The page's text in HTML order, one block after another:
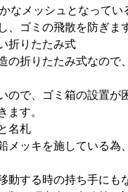
なメッシュとなってい
、ゴミの飛散を防ぎま
折りたたみ式
の折りたたみ式なので
ので、ゴミ箱の設置が
ます。
名札
メッキを施している為
する時の持ち手にも